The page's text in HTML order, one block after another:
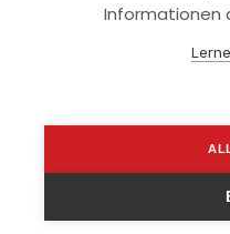
Informationen